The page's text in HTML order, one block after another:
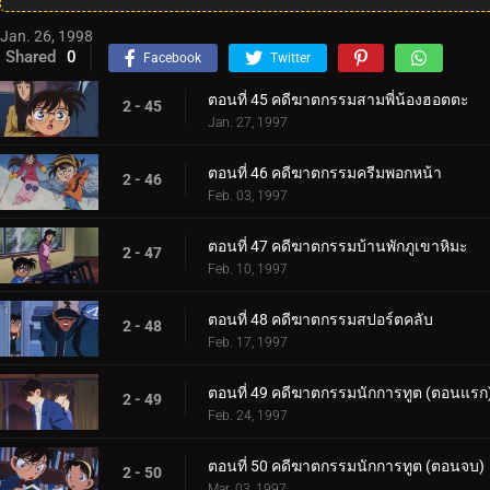
Jan. 26, 1998
Shared 0 Facebook Twitter
2 - 45 ตอนที่ 45 คดีฆาตกรรมสามพี่น้องฮอตตะ
Jan. 27, 1997
2 - 46 ตอนที่ 46 คดีฆาตกรรมครีมพอกหน้า
Feb. 03, 1997
2 - 47 ตอนที่ 47 คดีฆาตกรรมบ้านพักภูเขาหิมะ
Feb. 10, 1997
2 - 48 ตอนที่ 48 คดีฆาตกรรมสปอร์ตคลับ
Feb. 17, 1997
2 - 49 ตอนที่ 49 คดีฆาตกรรมนักการทูต (ตอนแร
Feb. 24, 1997
2 - 50 ตอนที่ 50 คดีฆาตกรรมนักการทูต (ตอนจบ)